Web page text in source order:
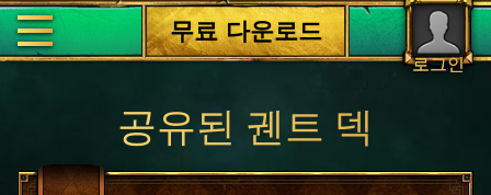
로그인
무료 다운로드
공유된 궨트 덱